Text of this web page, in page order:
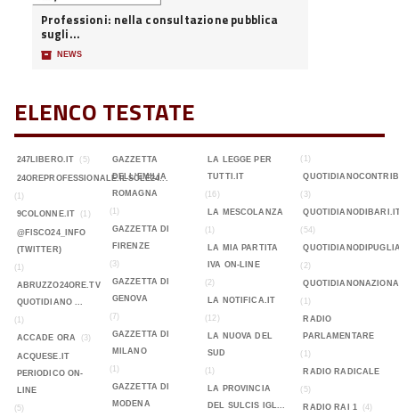
Professioni: nella consultazione pubblica
sugli...
📦 NEWS
ELENCO TESTATE
247LIBERO.IT (5)
24OREPROFESSIONALE.ILSOLE24...
(1)
9COLONNE.IT
(1)
@FISCO24_INFO
(TWITTER)
(1)
ABRUZZO24ORE.TV
QUOTIDIANO ...
(1)
ACCADE ORA
(3)
ACQUESE.IT
PERIODICO ON-
LINE
(5)
GAZZETTA
DELL'EMILIA
ROMAGNA
(1)
GAZZETTA DI
FIRENZE
(3)
GAZZETTA DI
GENOVA
(7)
GAZZETTA DI
MILANO
(1)
GAZZETTA DI
MODENA
LA LEGGE PER
TUTTI.IT
(16)
LA MESCOLANZA
(1)
LA MIA PARTITA
IVA ON-LINE
(2)
LA NOTIFICA.IT
(12)
LA NUOVA DEL
SUD
(1)
LA PROVINCIA
DEL SULCIS IGL...
(1)
(3)
(54)
(2)
(1)
RADIO
PARLAMENTARE
(1)
RADIO RADICALE
(5)
RADIO RAI 1
(4)